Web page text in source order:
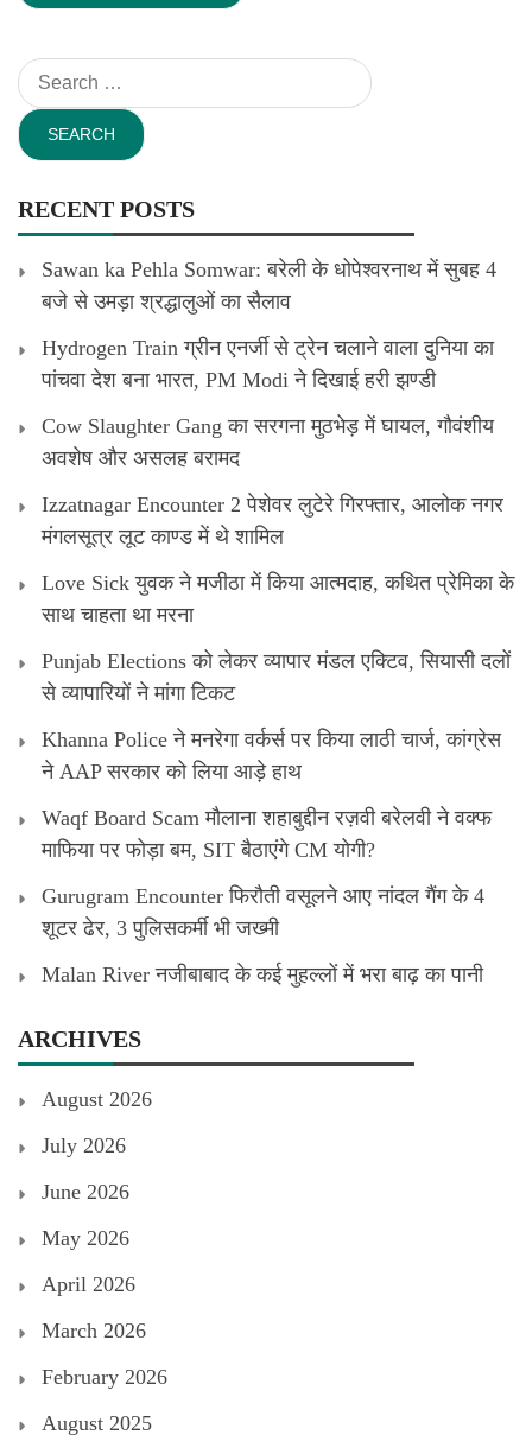
Search
for:
RECENT POSTS
Sawan ka Pehla Somwar: बरेली के धोपेश्वरनाथ में सुबह 4
बजे से उमड़ा श्रद्धालुओं का सैलाव
Hydrogen Train ग्रीन एनर्जी से ट्रेन चलाने वाला दुनिया का
पांचवा देश बना भारत, PM Modi ने दिखाई हरी झण्डी
Cow Slaughter Gang का सरगना मुठभेड़ में घायल, गौवंशीय
अवशेष और असलह बरामद
Izzatnagar Encounter 2 पेशेवर लुटेरे गिरफ्तार, आलोक नगर
मंगलसूत्र लूट काण्‍ड में थे शामिल
Love Sick युवक ने मजीठा में किया आत्मदाह, कथित प्रेमिका के
साथ चाहता था मरना
Punjab Elections को लेकर व्यापार मंडल एक्टिव, सियासी दलों
से व्यापारियों ने मांगा टिकट
Khanna Police ने मनरेगा वर्कर्स पर किया लाठी चार्ज, कांग्रेस
ने AAP सरकार को लिया आड़े हाथ
Waqf Board Scam मौलाना शहाबुद्दीन रज़वी बरेलवी ने वक्फ
माफिया पर फोड़ा बम, SIT बैठाएंगे CM योगी?
Gurugram Encounter फिरौती वसूलने आए नांदल गैंग के 4
शूटर ढेर, 3 पुलिसकर्मी भी जख्मी
Malan River नजीबाबाद के कई मुहल्लों में भरा बाढ़ का पानी
ARCHIVES
August 2026
July 2026
June 2026
May 2026
April 2026
March 2026
February 2026
August 2025